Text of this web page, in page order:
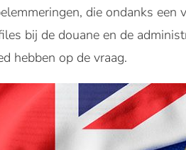
die ondanks een
bij de douane en de
hebben op de vraag.